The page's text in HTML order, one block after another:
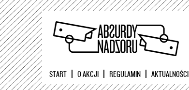
START O AKCJI REGULAMIN AKTUALNOŚCI